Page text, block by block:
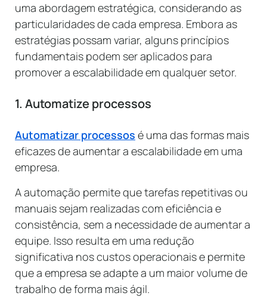
uma abordagem estratégica, considerando as
particularidades de cada empresa. Embora as
estratégias possam variar, alguns princípios
fundamentais podem ser aplicados para
promover a escalabilidade em qualquer setor.
1. Automatize processos
Automatizar processos é uma das formas mais
eficazes de aumentar a escalabilidade em uma
empresa.
A automação permite que tarefas repetitivas ou
manuais sejam realizadas com eficiência e
consistência, sem a necessidade de aumentar a
equipe. Isso resulta em uma redução
significativa nos custos operacionais e permite
que a empresa se adapte a um maior volume de
trabalho de forma mais ágil.